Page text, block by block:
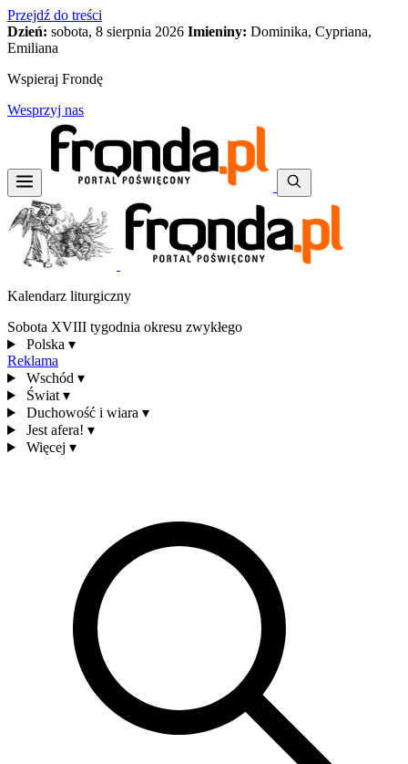
Przejdź do treści
Dzień: sobota, 8 sierpnia 2026 Imieniny: Dominika, Cypriana,
Emiliana
Wspieraj Frondę
Wesprzyj nas
Kalendarz liturgiczny
Sobota XVIII tygodnia okresu zwykłego
Polska ▾
Reklama
Wschód ▾
Świat ▾
Duchowość i wiara ▾
Jest afera! ▾
Więcej ▾